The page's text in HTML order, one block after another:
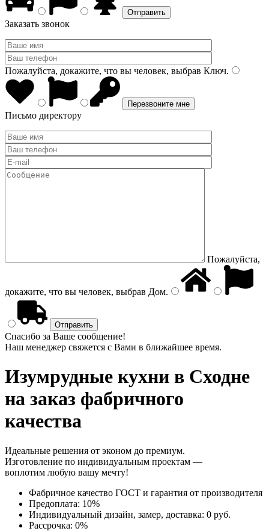
Заказать звонок
Пожалуйста, докажите, что вы человек, выбрав Ключ.
Письмо директору
Пожалуйста,
докажите, что вы человек, выбрав Дом.
Спасибо за Ваше сообщение!
Наш менеджер свяжется с Вами в ближайшее время.
Изумрудные кухни в Сходне
на заказ фабричного
качества
Идеальные решения от эконом до премиум.
Изготовление по индивидуальным проектам —
воплотим любую вашу мечту!
Фабричное качество ГОСТ и гарантия от производителя
Предоплата: 10%
Индивидуальный дизайн, замер, доставка: 0 руб.
Рассрочка: 0%